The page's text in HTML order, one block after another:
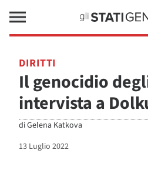
DIRITTI
Il genocidio
intervista a
diGelena Katkova
13 Luglio 2022